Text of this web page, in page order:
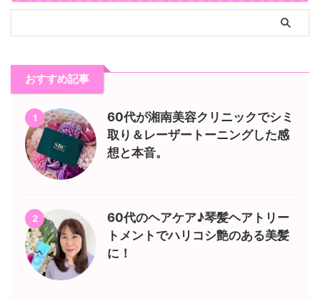
おすすめ記事
1
60代が湘南美容クリニックでシミ
取り＆レーザートーニングした感
想と本音。
2
60代のヘアケア♪琴髪ヘアトリー
トメントでハリコシ艶のある美髪
に！